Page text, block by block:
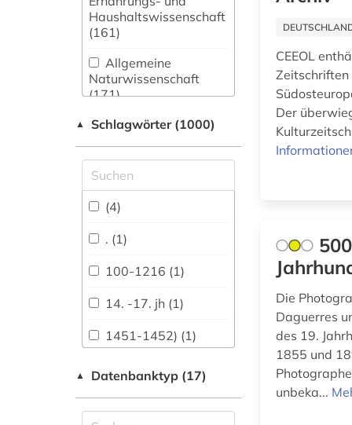
Haushaltswissenschaft
(161)
Allgemeine
Naturwissenschaft
(171)
Allgemeine und
Datenbanken (814)
Allgemeine und
vergleichende Sprach-
und
Literaturwissenschaft.
Indogermanistik.
Außereuropäische
Literaturen (330)
Anglistik.
Amerikanistik (357)
Archäologie (111)
▲ Schlagwörter (1000)
(4)
. (1)
100-1216 (1)
14. -17. jh (1)
1451-1452) (1)
1525&gt (1)
1535-1920 (1)
▲ Datenbanktyp (17)
CEEOL
Der
Die
Daguerres
des 19.
1855 und
unbeka...